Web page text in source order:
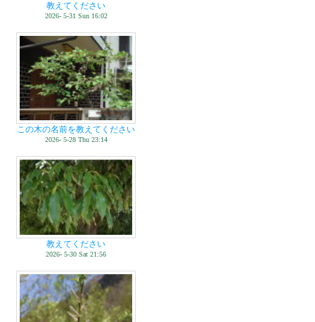
教えてください
2026- 5-31 Sun 16:02
この木の名前を教えてください
2026- 5-28 Thu 23:14
教えてください
2026- 5-30 Sat 21:56